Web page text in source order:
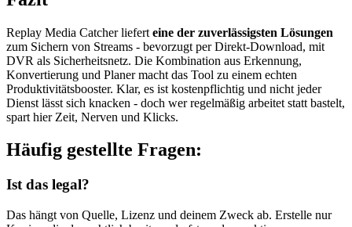
Replay Media Catcher liefert eine der zuverlässigsten Lösungen
zum Sichern von Streams - bevorzugt per Direkt-Download, mit
DVR als Sicherheitsnetz. Die Kombination aus Erkennung,
Konvertierung und Planer macht das Tool zu einem echten
Produktivitätsbooster. Klar, es ist kostenpflichtig und nicht jeder
Dienst lässt sich knacken - doch wer regelmäßig arbeitet statt bastelt,
spart hier Zeit, Nerven und Klicks.
Häufig gestellte Fragen:
Ist das legal?
Das hängt von Quelle, Lizenz und deinem Zweck ab. Erstelle nur